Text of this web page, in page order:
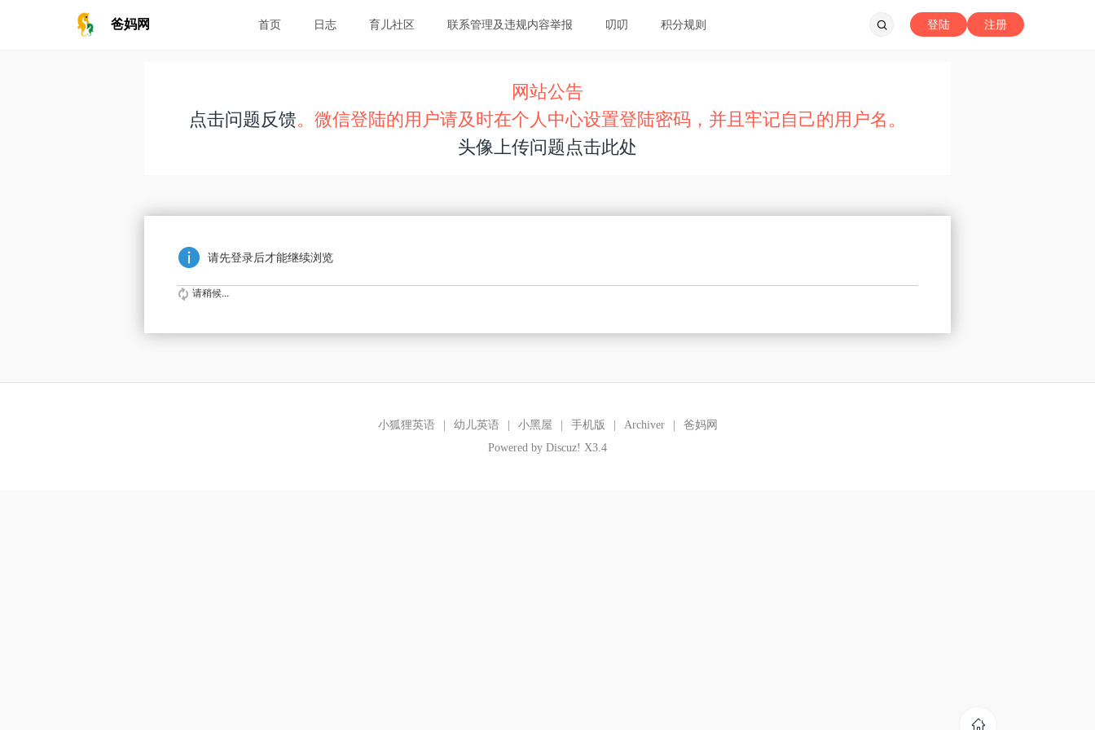
爸妈网 首页 日志 育儿社区 联系管理及违规内容举报 叨叨 积分规则 注册
登陆
网站公告
点击问题反馈。微信登陆的用户请及时在个人中心设置登陆密码，并且牢记自己的用户名。
头像上传问题点击此处
请先登录后才能继续浏览
请稍候...
小狐狸英语 幼儿英语 小黑屋 手机版 Archiver
爸妈网
Powered by Discuz! X3.4